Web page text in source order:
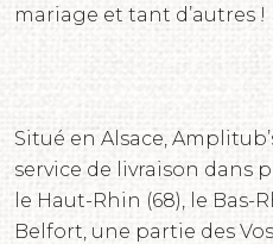
mariage et tant d’autres !
Situé en Alsace,
service de livraison dans
le Haut-Rhin (68), le Bas-
Belfort, une partie des